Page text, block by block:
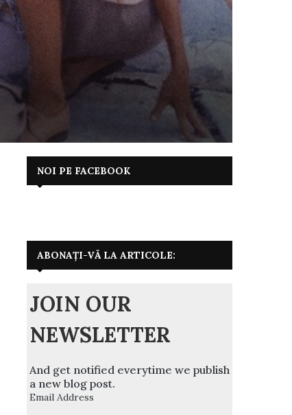
NOI PE FACEBOOK
ABONAȚI-VĂ LA ARTICOLE:
JOIN OUR
NEWSLETTER
And get notified everytime we publish
a new blog post.
Email Address